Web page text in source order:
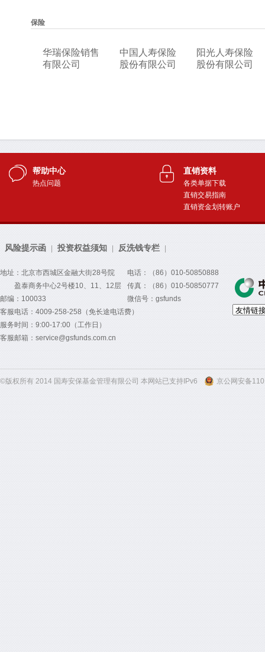
帮助中心
热点问题
直销资料
各类单据下载
直销交易指南
直销资金划转账户
风险提示函 投资权益须知 反洗钱专栏
地址：北京市西城区金融大街28号院
盈泰商务中心2号楼10、11、12层
邮编：100033
电话：（86）010-50850888
传真：（86）010-50850777
微信号：gsfunds
客服电话：4009-258-258（免长途电话费）
服务时间：9:00-17:00（工作日）
客服邮箱：service@gsfunds.com.cn
©版权所有 2014 国寿安保基金管理有限公司 本网站已支持IPv6 京公网安备